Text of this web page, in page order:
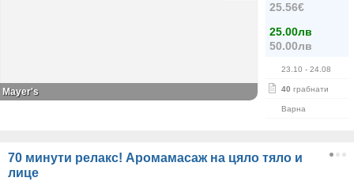
25.56€
25.00лв
50.00лв
23.10 - 24.08
40 грабнати
Варна
Mayer's
70 минути релакс! Аромамасаж на цяло тяло и
лице